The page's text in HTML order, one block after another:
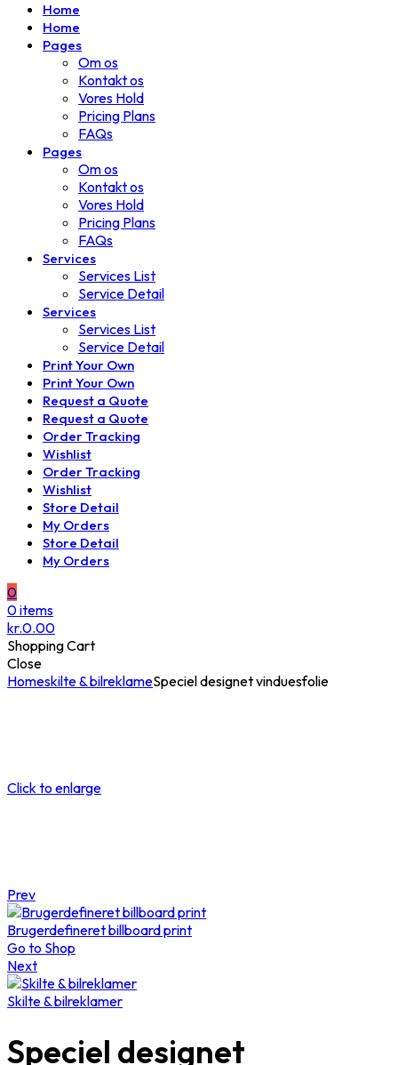
Home
Home
Pages
Om os
Kontakt os
Vores Hold
Pricing Plans
FAQs
Pages
Om os
Kontakt os
Vores Hold
Pricing Plans
FAQs
Services
Services List
Service Detail
Services
Services List
Service Detail
Print Your Own
Print Your Own
Request a Quote
Request a Quote
Order Tracking
Wishlist
Order Tracking
Wishlist
Store Detail
My Orders
Store Detail
My Orders
0
0items
kr.0.00
Shopping Cart
Close
Homeskilte & bilreklameSpeciel designet vinduesfolie
Click to enlarge
Prev
Brugerdefineret billboard print
Go to Shop
Next
Skilte & bilreklamer
Speciel designet